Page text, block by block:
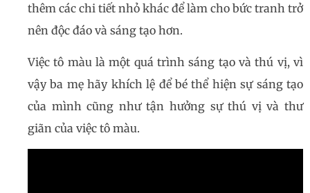
thêm các chi tiết nhỏ khác để làm cho bức tranh trở
nên độc đáo và sáng tạo hơn.
Việc tô màu là một quá trình sáng tạo và thú vị, vì
vậy ba mẹ hãy khích lệ để bé thể hiện sự sáng tạo
của mình cũng như tận hưởng sự thú vị và thư
giãn của việc tô màu.